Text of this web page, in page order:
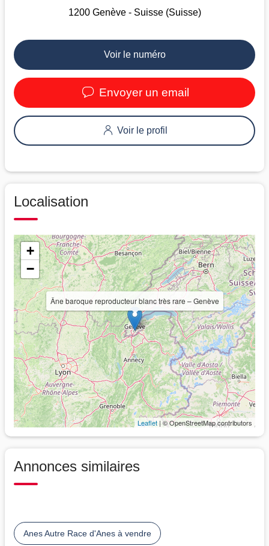
1200 Genève - Suisse (Suisse)
Voir le numéro
Envoyer un email
Voir le profil
Localisation
Âne baroque reproducteur blanc très rare – Genève
+
−
Leaflet | © OpenStreetMap contributors
Annonces similaires
Anes Autre Race d'Anes à vendre